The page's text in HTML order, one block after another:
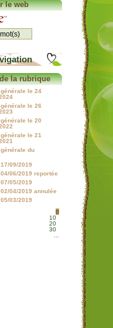
le web
la rubrique
le 24
le 26
le 20
le 21
du
09/2019
06/2019 reportée
05/2019
04/2019 annulée
03/2019
0
10
20
30